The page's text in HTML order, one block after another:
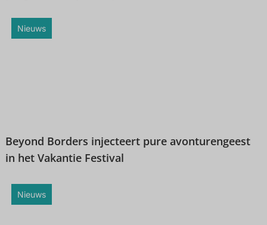
Nieuws
Beyond Borders injecteert pure avonturengeest
in het Vakantie Festival
Nieuws